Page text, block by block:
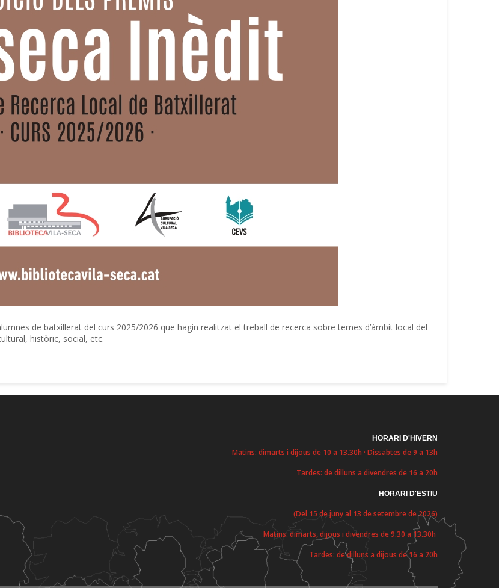
de batxillerat del curs 2025/2026 que hagin realitzat el treball de recerca sobre temes d’àmbit local del
històric, social, etc.
HORARI D'HIVERN
Matins: dimarts i dijous de 10 a 13.30h · Dissabtes de 9 a 13h
Tardes: de dilluns a divendres de 16 a 20h
HORARI D'ESTIU
(Del 15 de juny al 13 de setembre de 2026)
Matins: dimarts, dijous i divendres de 9.30 a 13.30h
Tardes: de dilluns a dijous de 16 a 20h